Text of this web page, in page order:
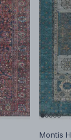
Montis